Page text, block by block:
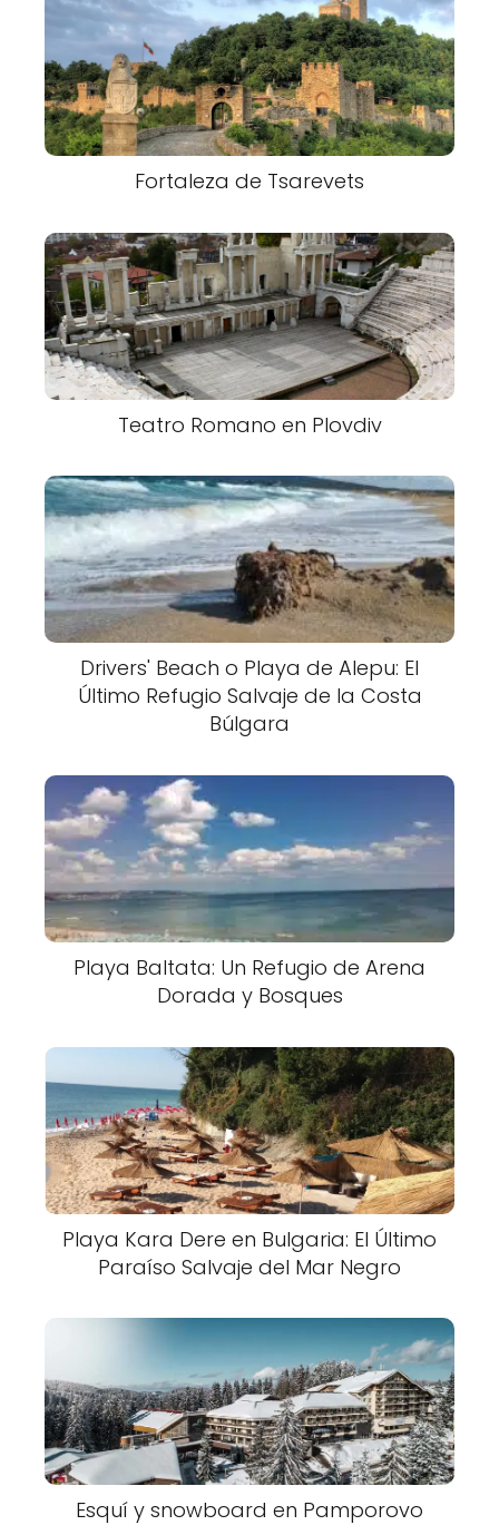
Fortaleza de Tsarevets
Teatro Romano en Plovdiv
Drivers' Beach o Playa de Alepu: El
Último Refugio Salvaje de la Costa
Búlgara
Playa Baltata: Un Refugio de Arena
Dorada y Bosques
Playa Kara Dere en Bulgaria: El Último
Paraíso Salvaje del Mar Negro
Esquí y snowboard en Pamporovo